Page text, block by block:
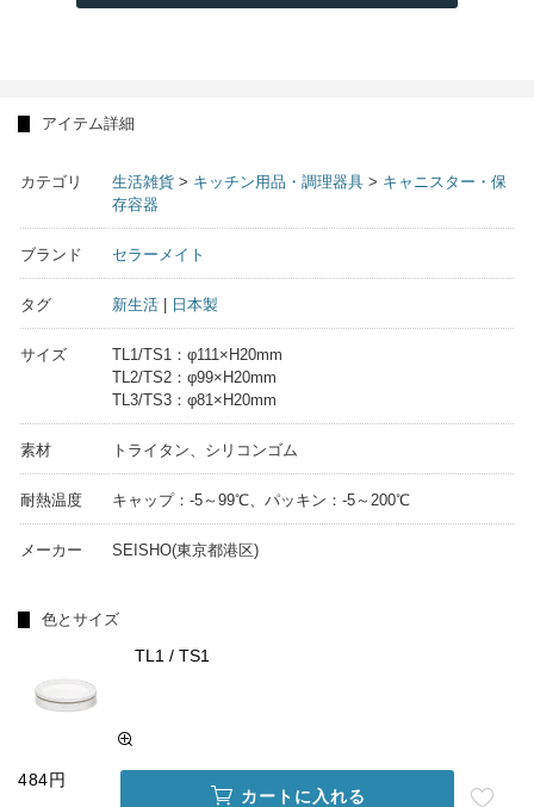
アイテム詳細
カテゴリ 生活雑貨 > キッチン用品・調理器具 > キャニスター・保
存容器
ブランド セラーメイト
タグ 新生活 日本製
サイズ
TL1/TS1：φ111×H20mm
TL2/TS2：φ99×H20mm
TL3/TS3：φ81×H20mm
素材 トライタン、シリコンゴム
耐熱温度 キャップ：-5～99℃、パッキン：-5～200℃
メーカー SEISHO(東京都港区)
色とサイズ
TL1 / TS1
484円
カートに入れる